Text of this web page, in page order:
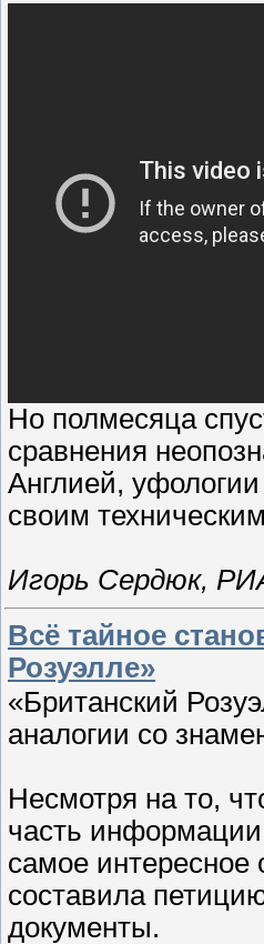
Но полмесяца
сравнения
Англией,
своим
Игорь Сердюк,
Всё тайное
Розуэлле»
«Британский
аналогии со
Несмотря на то,
часть
самое интересное
составила
документы.